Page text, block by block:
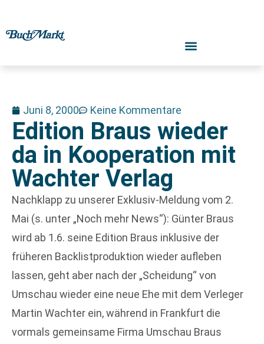
Juni 8, 2000 Keine Kommentare
Edition Braus wieder
da in Kooperation mit
Wachter Verlag
Nachklapp zu unserer Exklusiv-Meldung vom 2.
Mai (s. unter „Noch mehr News“): Günter Braus
wird ab 1.6. seine Edition Braus inklusive der
früheren Backlistproduktion wieder aufleben
lassen, geht aber nach der „Scheidung“ von
Umschau wieder eine neue Ehe mit dem Verleger
Martin Wachter ein, während in Frankfurt die
vormals gemeinsame Firma Umschau Braus